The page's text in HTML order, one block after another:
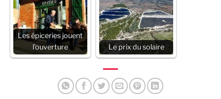
Les épiceries jouent
l'ouverture
Le prix du solaire